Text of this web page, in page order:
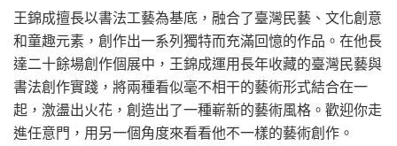
王錦成擅長以書法工藝為基底，融合了臺灣民藝、文化創意
和童趣元素，創作出一系列獨特而充滿回憶的作品。在他長
達二十餘場創作個展中，王錦成運用長年收藏的臺灣民藝與
書法創作實踐，將兩種看似毫不相干的藝術形式結合在一
起，激盪出火花，創造出了一種嶄新的藝術風格。歡迎你走
進任意門，用另一個角度來看看他不一樣的藝術創作。